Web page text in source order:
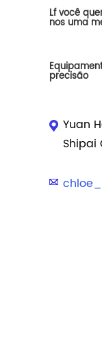
Lf você
nos uma
precisão
Yuan
Shipai